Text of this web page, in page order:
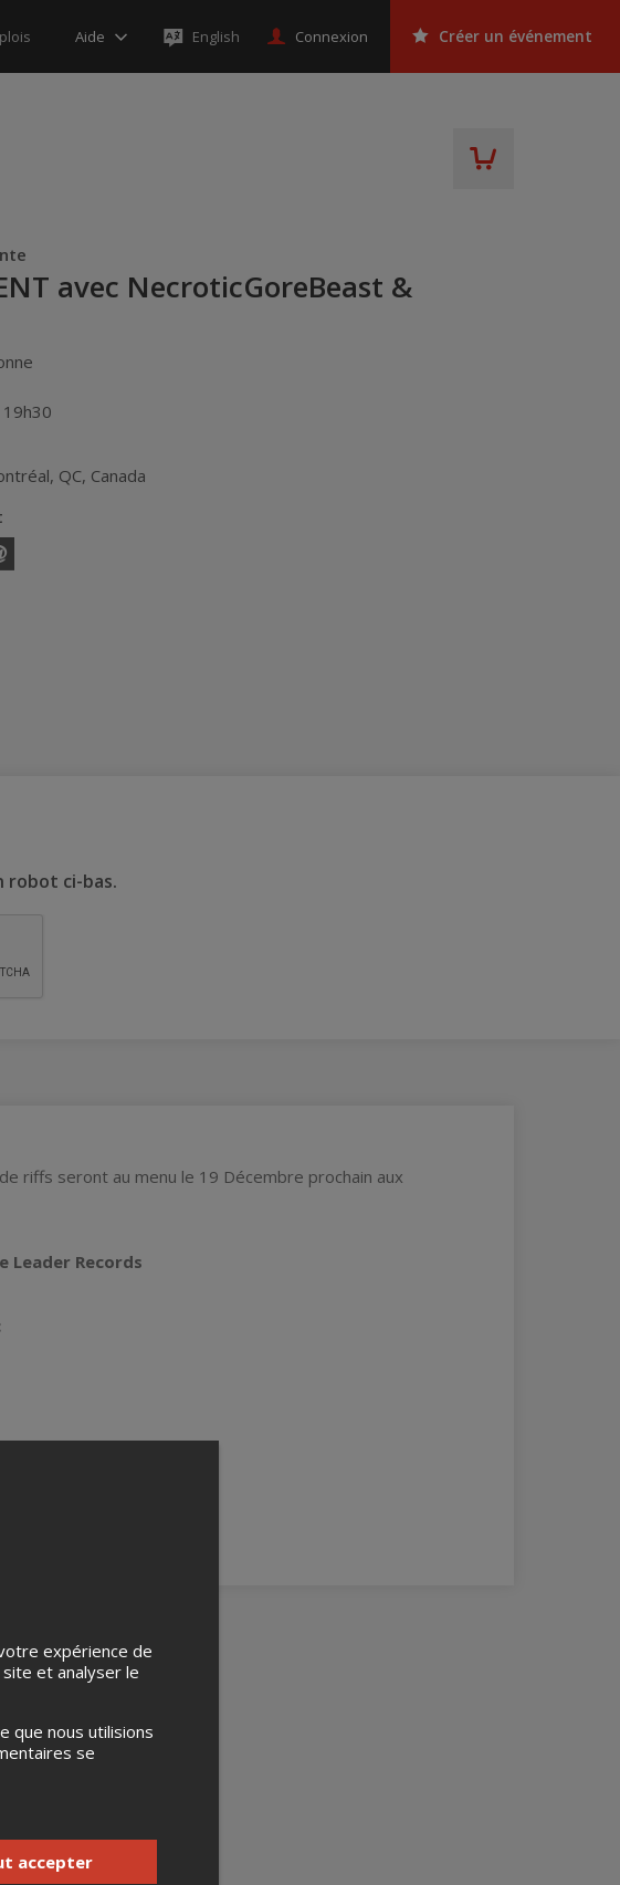
Aide English Connexion Créer un événement
avec NecroticGoreBeast &
, QC, Canada
robot ci-bas.
riffs seront au menu le 19 Décembre prochain aux
Leader Records
expérience de
et analyser le
que nous utilisions
se
accepter